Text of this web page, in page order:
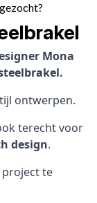
Mona
ontwerpen.
terecht voor
design.
te